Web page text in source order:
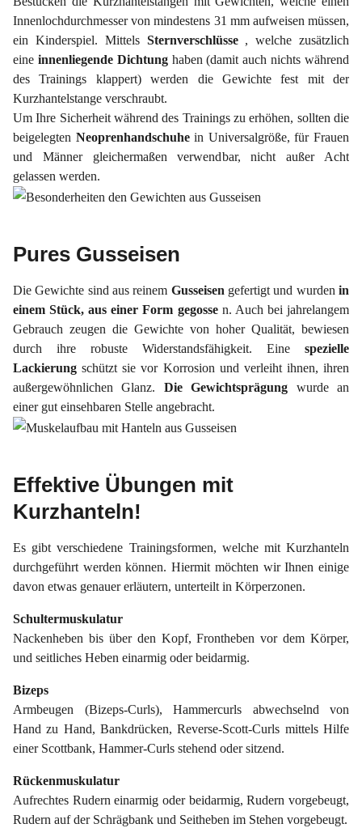
Innenlochdurchmesser von mindestens 31 mm aufweisen müssen,
ein Kinderspiel. Mittels Sternverschlüsse , welche zusätzlich
eine innenliegende Dichtung haben (damit auch nichts während
des Trainings klappert) werden die Gewichte fest mit der
Kurzhantelstange verschraubt.
Um Ihre Sicherheit während des Trainings zu erhöhen, sollten die
beigelegten Neoprenhandschuhein Universalgröße, für Frauen
und Männer gleichermaßen verwendbar, nicht außer Acht
gelassen werden.
Pures Gusseisen
Die Gewichte sind aus reinem Gusseisen gefertigt und wurdenin
einem Stück, aus einer Form gegosse n. Auch bei jahrelangem
Gebrauch zeugen die Gewichte von hoher Qualität, bewiesen
durch ihre robuste Widerstandsfähigkeit. Eine spezielle
Lackierungschützt sie vor Korrosion und verleiht ihnen, ihren
außergewöhnlichen Glanz. Die Gewichtsprägung wurde an
einer gut einsehbaren Stelle angebracht.
Effektive Übungen mit
Kurzhanteln!
Es gibt verschiedene Trainingsformen, welche mit Kurzhanteln
durchgeführt werden können. Hiermit möchten wir Ihnen einige
davon etwas genauer erläutern, unterteilt in Körperzonen.
Schultermuskulatur
Nackenheben bis über den Kopf, Frontheben vor dem Körper,
und seitliches Heben einarmig oder beidarmig.
Bizeps
Armbeugen (Bizeps-Curls), Hammercurls abwechselnd von
Hand zu Hand, Bankdrücken, Reverse-Scott-Curls mittels Hilfe
einer Scottbank, Hammer-Curls stehend oder sitzend.
Rückenmuskulatur
Aufrechtes Rudern einarmig oder beidarmig, Rudern vorgebeugt,
Rudern auf der Schrägbank und Seitheben im Stehen vorgebeugt.